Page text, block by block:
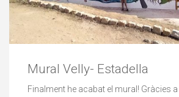
Mural Velly- Estadella
Finalment he acabat el mural! Gràcies